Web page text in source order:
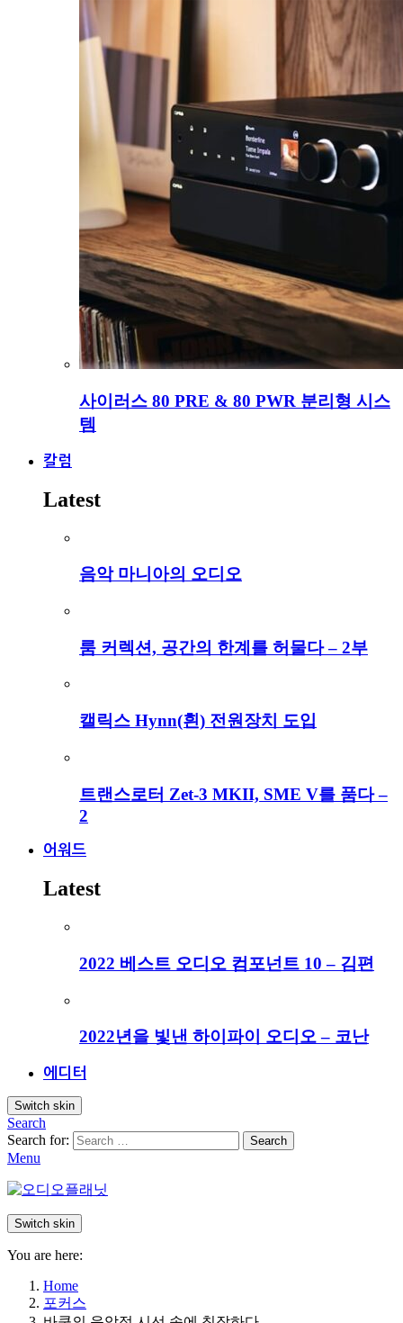
사이러스 80 PRE & 80 PWR 분리형 시스
템
칼럼
Latest
음악 마니아의 오디오
룸 커렉션, 공간의 한계를 허물다 – 2부
캘릭스 Hynn(흰) 전원장치 도입
트랜스로터 Zet-3 MKII, SME V를 품다 –
2
어워드
Latest
2022 베스트 오디오 컴포넌트 10 – 김편
2022년을 빛낸 하이파이 오디오 – 코난
에디터
Switch skin
Search
Search for:
Search
Menu
Switch skin
You are here:
Home
포커스